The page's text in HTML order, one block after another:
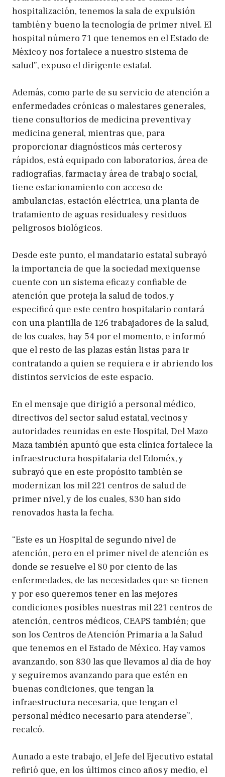
hospitalización, tenemos la sala de expulsión
también y bueno la tecnología de primer nivel. El
hospital número 71 que tenemos en el Estado de
México y nos fortalece a nuestro sistema de
salud”, expuso el dirigente estatal.
Además, como parte de su servicio de atención a
enfermedades crónicas o malestares generales,
tiene consultorios de medicina preventiva y
medicina general, mientras que, para
proporcionar diagnósticos más certeros y
rápidos, está equipado con laboratorios, área de
radiografías, farmacia y área de trabajo social,
tiene estacionamiento con acceso de
ambulancias, estación eléctrica, una planta de
tratamiento de aguas residuales y residuos
peligrosos biológicos.
Desde este punto, el mandatario estatal subrayó
la importancia de que la sociedad mexiquense
cuente con un sistema eficaz y confiable de
atención que proteja la salud de todos, y
especificó que este centro hospitalario contará
con una plantilla de 126 trabajadores de la salud,
de los cuales, hay 54 por el momento, e informó
que el resto de las plazas están listas para ir
contratando a quien se requiera e ir abriendo los
distintos servicios de este espacio.
En el mensaje que dirigió a personal médico,
directivos del sector salud estatal, vecinos y
autoridades reunidas en este Hospital, Del Mazo
Maza también apuntó que esta clínica fortalece la
infraestructura hospitalaria del Edoméx, y
subrayó que en este propósito también se
modernizan los mil 221 centros de salud de
primer nivel, y de los cuales, 830 han sido
renovados hasta la fecha.
“Este es un Hospital de segundo nivel de
atención, pero en el primer nivel de atención es
donde se resuelve el 80 por ciento de las
enfermedades, de las necesidades que se tienen
y por eso queremos tener en las mejores
condiciones posibles nuestras mil 221 centros de
atención, centros médicos, CEAPS también; que
son los Centros de Atención Primaria a la Salud
que tenemos en el Estado de México. Hay vamos
avanzando, son 830 las que llevamos al día de hoy
y seguiremos avanzando para que estén en
buenas condiciones, que tengan la
infraestructura necesaria, que tengan el
personal médico necesario para atenderse”,
recalcó.
Aunado a este trabajo, el Jefe del Ejecutivo estatal
refirió que, en los últimos cinco años y medio, el